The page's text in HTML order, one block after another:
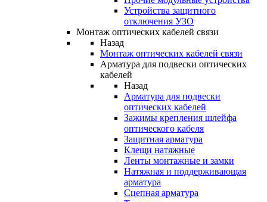
Устройства защитного
отключения УЗО
Монтаж оптических кабелей связи
Назад
Монтаж оптических кабелей связи
Арматура для подвески оптических
кабелей
Назад
Арматура для подвески
оптических кабелей
Зажимы крепления шлейфа
оптического кабеля
Защитная арматура
Клещи натяжные
Ленты монтажные и замки
Натяжная и поддерживающая
арматура
Сцепная арматура